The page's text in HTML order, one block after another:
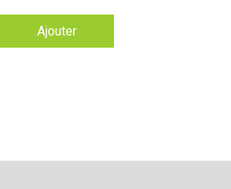
Ajouter